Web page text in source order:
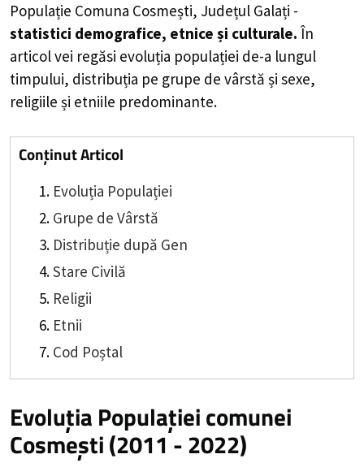
Populație Comuna Cosmești, Județul Galați -
statistici demografice, etnice și culturale. În
articol vei regăsi evoluția populației de-a lungul
timpului, distribuția pe grupe de vârstă și sexe,
religiile și etniile predominante.
Conținut Articol
Evoluția Populației
Grupe de Vârstă
Distribuție după Gen
Stare Civilă
Religii
Etnii
Cod Poștal
Evoluția Populației comunei
Cosmești (2011 - 2022)